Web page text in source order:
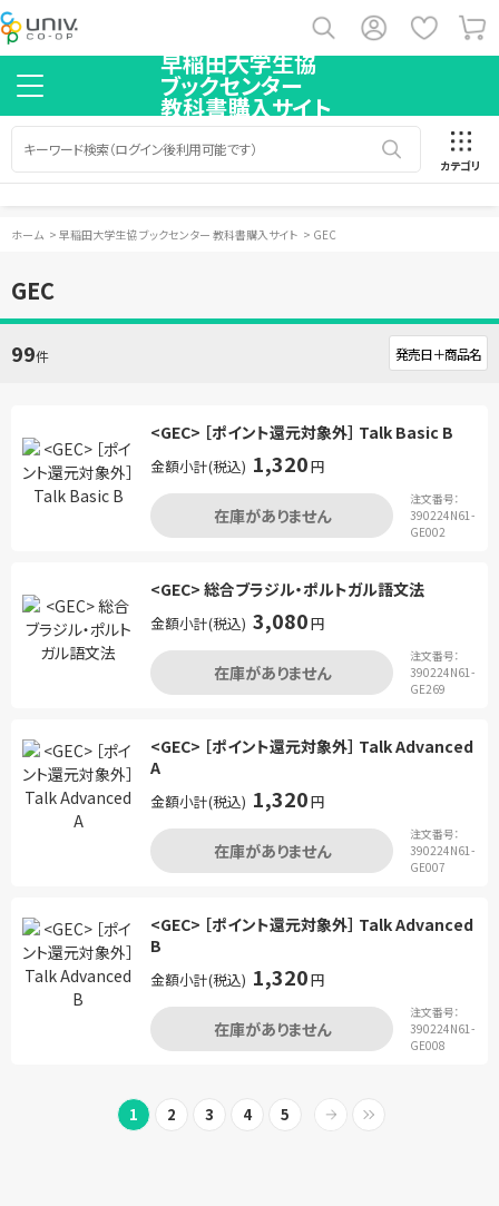
早稲田大学生協
ブックセンター
教科書購入サイト
カテゴリ
ホーム > 早稲田大学生協 ブックセンター 教科書購入サイト > GEC
GEC
99件
<GEC> ［ポイント還元対象外］ Talk Basic B
金額小計(税込) 1,320円
在庫がありません
注文番号：
390224N61-
GE002
<GEC> 総合ブラジル・ポルトガル語文法
金額小計(税込) 3,080円
在庫がありません
注文番号：
390224N61-
GE269
<GEC> ［ポイント還元対象外］ Talk Advanced
A
金額小計(税込) 1,320円
在庫がありません
注文番号：
390224N61-
GE007
<GEC> ［ポイント還元対象外］ Talk Advanced
B
金額小計(税込) 1,320円
在庫がありません
注文番号：
390224N61-
GE008
1 2 3 4 5